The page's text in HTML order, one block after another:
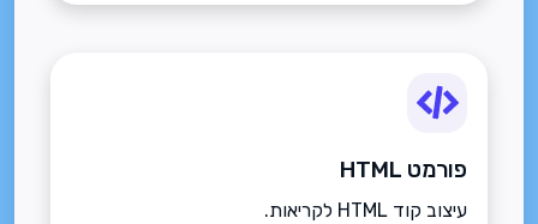
פורמט HTML
עיצוב קוד HTML לקריאות.